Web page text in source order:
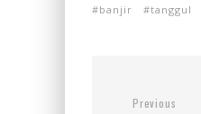
banjir tanggul
Previous